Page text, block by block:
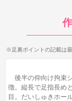
1:15:45から20
1:16:11から30
1:18:01からチ
1:22:20からチ
といった感じで
※足裏ポイントの記載は
後半の仰向け拘束
徴。縦長で足指長め
目。だいしゅきホー